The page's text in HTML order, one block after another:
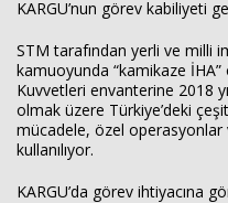
KARGU’nun görev kabiliyeti
STM tarafından yerli ve milli
kamuoyunda “kamikaze
Kuvvetleri envanterine 2018
olmak üzere Türkiye’deki
mücadele, özel operasyonlar
kullanılıyor.
KARGU’da görev ihtiyacına